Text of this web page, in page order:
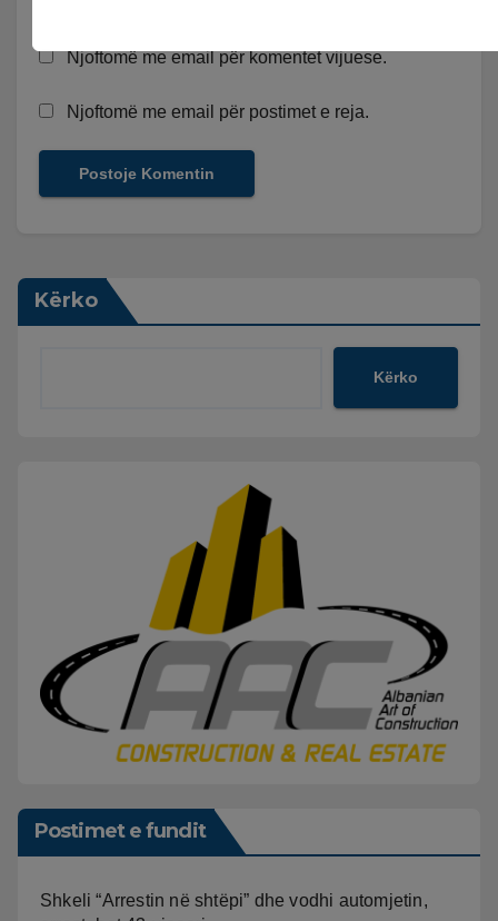
Njoftomë me email për komentet vijuese.
Njoftomë me email për postimet e reja.
Kërko
Kërko
Postimet e fundit
Shkeli “Arrestin në shtëpi” dhe vodhi automjetin,